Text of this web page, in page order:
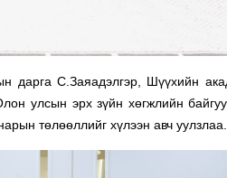
дарга С.Заяадэлгэр, Шүүхийн
улсын эрх зүйн хөгжлийн
төлөөллийг хүлээн авч уулзлаа.